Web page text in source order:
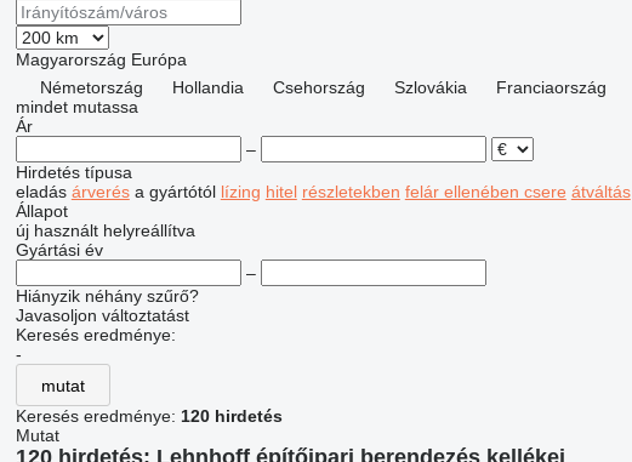
Magyarország Európa
Németország
Hollandia Csehország Szlovákia Franciaország
mindet mutassa
Ár
–
Hirdetés típusa
eladás árverés a gyártótól lízing hitel részletekben felár ellenében csere átváltás
Állapot
új használt helyreállítva
Gyártási év
–
Hiányzik néhány szűrő?
Javasoljon változtatást
Keresés eredménye:
-
mutat
Keresés eredménye: 120 hirdetés
Mutat
120 hirdetés: Lehnhoff építőipari berendezés kellékei